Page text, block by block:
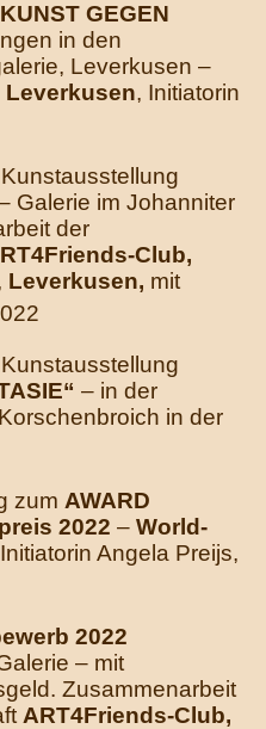
KUNST GEGEN
in den
Leverkusen –
, Initiatorin
Galerie im Johanniter
der
Club,
Leverkusen, mit
– in der
in der
zum AWARD
2022 – World-
Initiatorin Angela Preijs,
2022
– mit
Zusammenarbeit
ART4Friends-Club,